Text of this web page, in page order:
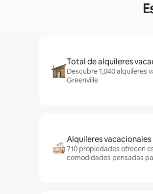
Total de alquileres
Descubre 1,040 alquileres
Greenville
Alquileres
710 propiedades ofrecen
comodidades pensadas